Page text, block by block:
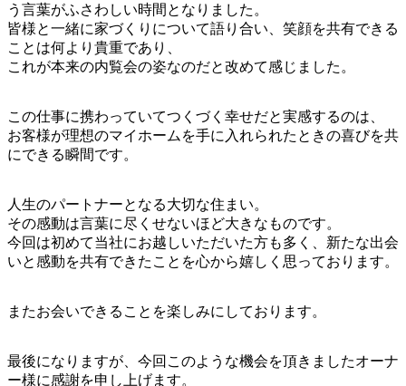
う言葉がふさわしい時間となりました。
皆様と一緒に家づくりについて語り合い、笑顔を共有できる
ことは何より貴重であり、
これが本来の内覧会の姿なのだと改めて感じました。
この仕事に携わっていてつくづく幸せだと実感するのは、
お客様が理想のマイホームを手に入れられたときの喜びを共
にできる瞬間です。
人生のパートナーとなる大切な住まい。
その感動は言葉に尽くせないほど大きなものです。
今回は初めて当社にお越しいただいた方も多く、新たな出会
いと感動を共有できたことを心から嬉しく思っております。
またお会いできることを楽しみにしております。
最後になりますが、今回このような機会を頂きましたオーナ
ー様に感謝を申し上げます。